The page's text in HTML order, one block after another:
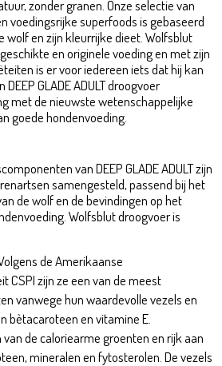
zonder granen. Onze selectie van
voedingsrijke superfoods is gebaseerd
wolf en zijn kleurrijke dieet. Wolfsblut
en originele voeding en met zijn
is er voor iedereen iets dat hij kan
GLADE ADULT droogvoer
met de nieuwste wetenschappelijke
goede hondenvoeding.
van DEEP GLADE ADULT zijn
samengesteld, passend bij het
de wolf en de bevindingen op het
Wolfsblut droogvoer is
de Amerikaanse
CSPI zijn ze een van de meest
vanwege hun waardevolle vezels en
bètacaroteen en vitamine E.
van de caloriearme groenten en rijk aan
mineralen en fytosterolen. De vezels